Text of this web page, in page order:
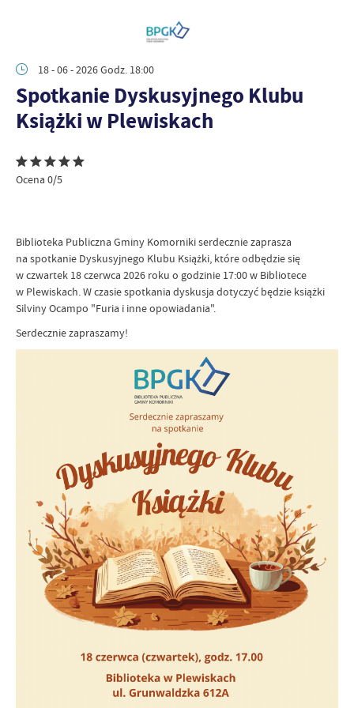
18 - 06 - 2026 Godz. 18:00
Spotkanie Dyskusyjnego Klubu
Książki w Plewiskach
Ocena 0/5
Biblioteka Publiczna Gminy Komorniki serdecznie zaprasza
na spotkanie Dyskusyjnego Klubu Książki, które odbędzie się
w czwartek 18 czerwca 2026 roku o godzinie 17:00 w Bibliotece
w Plewiskach. W czasie spotkania dyskusja dotyczyć będzie książki
Silviny Ocampo "Furia i inne opowiadania".
Serdecznie zapraszamy!